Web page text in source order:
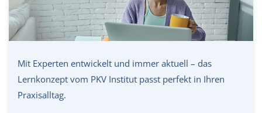
Mit Experten entwickelt und immer aktuell – das
Lernkonzept vom PKV Institut passt perfekt in Ihren
Praxisalltag.